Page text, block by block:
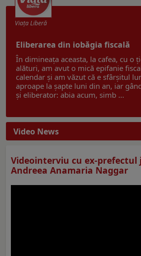
Viaţa Liberă
Eliberarea din iobăgia fiscală
În dimineața aceasta, la cafea, cu o
alături, am avut o mică epifanie
calendar și am văzut că e sfârșitul
aproape la șapte luni din an, iar
și eliberator: abia acum, simb ...
Video News
Videointerviu cu ex-
Andreea Anamaria Naggar